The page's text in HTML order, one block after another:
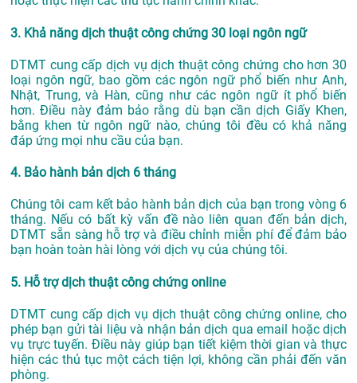
3. Khả năng dịch thuật công chứng 30 loại ngôn ngữ
DTMT cung cấp dịch vụ dịch thuật công chứng cho hơn 30
loại ngôn ngữ, bao gồm các ngôn ngữ phổ biến như Anh,
Nhật, Trung, và Hàn, cũng như các ngôn ngữ ít phổ biến
hơn. Điều này đảm bảo rằng dù bạn cần dịch Giấy Khen,
bằng khen từ ngôn ngữ nào, chúng tôi đều có khả năng
đáp ứng mọi nhu cầu của bạn.
4. Bảo hành bản dịch 6 tháng
Chúng tôi cam kết bảo hành bản dịch của bạn trong vòng 6
tháng. Nếu có bất kỳ vấn đề nào liên quan đến bản dịch,
DTMT sẵn sàng hỗ trợ và điều chỉnh miễn phí để đảm bảo
bạn hoàn toàn hài lòng với dịch vụ của chúng tôi.
5. Hỗ trợ dịch thuật công chứng online
DTMT cung cấp dịch vụ dịch thuật công chứng online, cho
phép bạn gửi tài liệu và nhận bản dịch qua email hoặc dịch
vụ trực tuyến. Điều này giúp bạn tiết kiệm thời gian và thực
hiện các thủ tục một cách tiện lợi, không cần phải đến văn
phòng.